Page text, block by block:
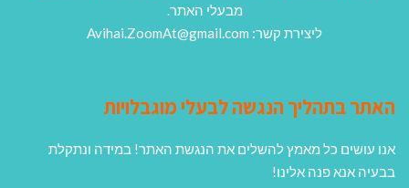
מבעלי האתר.
ליצירת קשר: Avihai.ZoomAt@gmail.com
האתר בתהליך הנגשה לבעלי מוגבלויות
אנו עושים כל מאמץ להשלים את הנגשת האתר! במידה ונתקלת
בבעיה אנא פנה אלינו!